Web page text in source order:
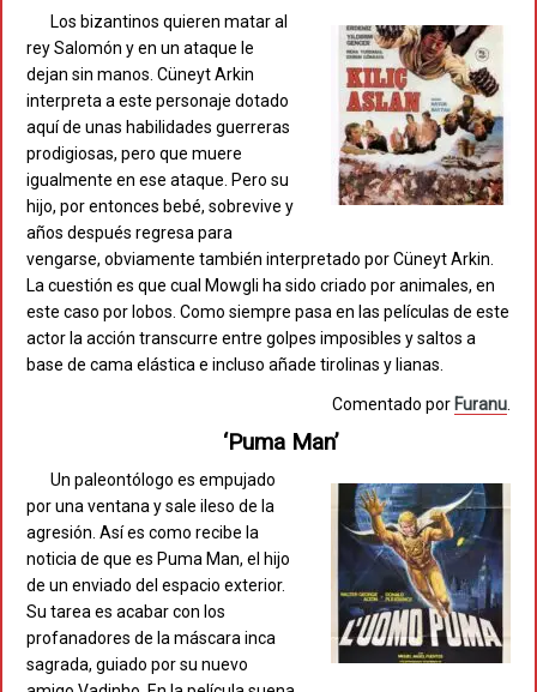
Los bizantinos quieren matar al
rey Salomón y en un ataque le
dejan sin manos. Cüneyt Arkin
interpreta a este personaje dotado
aquí de unas habilidades guerreras
prodigiosas, pero que muere
igualmente en ese ataque. Pero su
hijo, por entonces bebé, sobrevive y
años después regresa para
vengarse, obviamente también interpretado por Cüneyt Arkin.
La cuestión es que cual Mowgli ha sido criado por animales, en
este caso por lobos. Como siempre pasa en las películas de este
actor la acción transcurre entre golpes imposibles y saltos a
base de cama elástica e incluso añade tirolinas y lianas.
Comentado por Furanu.
‘Puma Man’
Un paleontólogo es empujado
por una ventana y sale ileso de la
agresión. Así es como recibe la
noticia de que es Puma Man, el hijo
de un enviado del espacio exterior.
Su tarea es acabar con los
profanadores de la máscara inca
sagrada, guiado por su nuevo